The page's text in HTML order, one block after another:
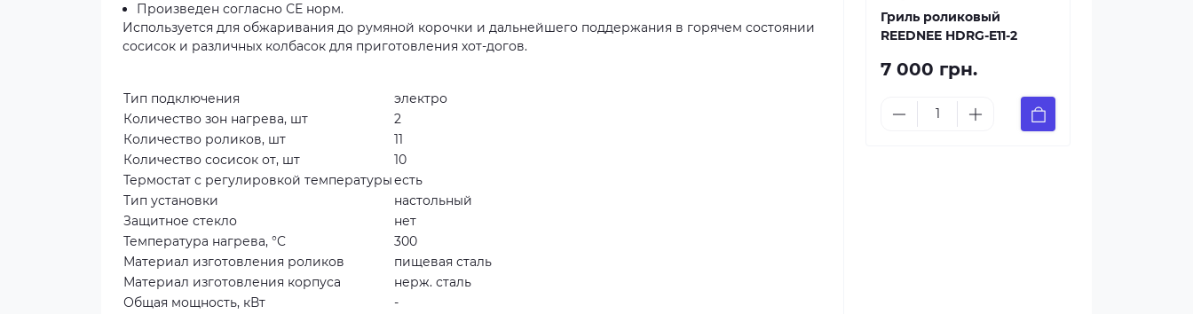
Произведен согласно СЕ норм.
Используется для обжаривания до румяной корочки и дальнейшего поддержания в горячем состоянии
сосисок и различных колбасок для приготовления хот-догов.
Тип подключения
электро
Количество зон нагрева, шт
2
Количество роликов, шт
11
Количество сосисок от, шт
10
Термостат с регулировкой температурыесть
Тип установки
настольный
Защитное стекло
нет
Температура нагрева, °C
300
Материал изготовления роликов
пищевая сталь
Материал изготовления корпуса
нерж. сталь
Общая мощность, кВт
-
Гриль роликовый
REEDNEE HDRG-E11-2
7 000 грн.